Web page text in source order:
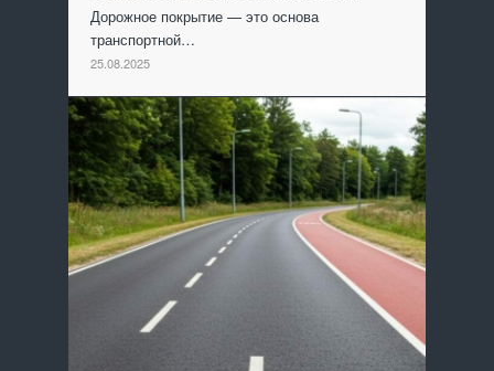
Дорожное покрытие — это основа
транспортной…
25.08.2025